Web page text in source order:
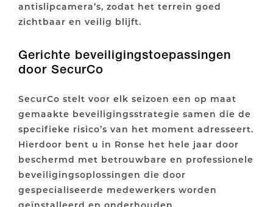
antislipcamera’s, zodat het terrein goed
zichtbaar en veilig blijft.
Gerichte beveiligingstoepassingen
door SecurCo
SecurCo stelt voor elk seizoen een op maat
gemaakte beveiligingsstrategie samen die de
specifieke risico’s van het moment adresseert.
Hierdoor bent u in Ronse het hele jaar door
beschermd met betrouwbare en professionele
beveiligingsoplossingen die door
gespecialiseerde medewerkers worden